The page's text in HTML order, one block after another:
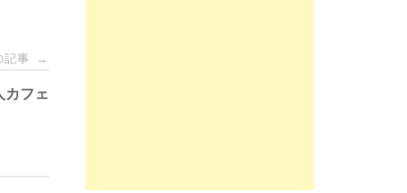
記事 →
カフェ